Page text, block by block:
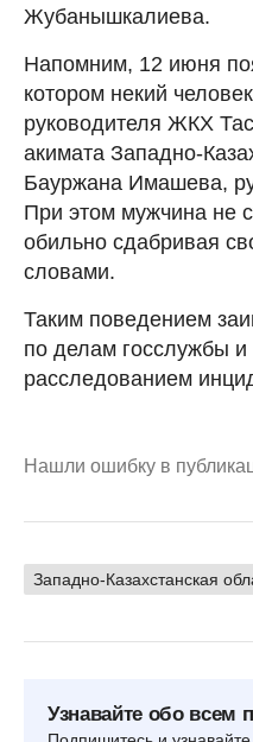
Жубанышкалиева.
Напомним, 12 июня
котором некий
руководителя ЖКХ
акимата Западно-
Бауржана Имашева,
При этом мужчина не
обильно сдабривая
словами.
Таким поведением
по делам госслужбы
расследованием
Нашли ошибку в
Западно-Казахстанская
Узнавайте обо всем